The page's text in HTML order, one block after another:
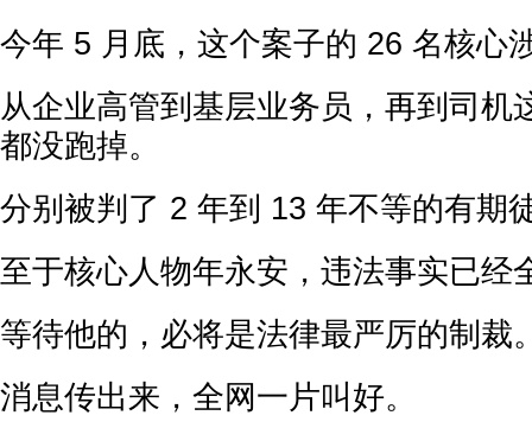
今年 5 月底，这个案子的 26 名核心
从企业高管到基层业务员，再到司机
都没跑掉。
分别被判了 2 年到 13 年不等的有期
至于核心人物年永安，违法事实已经
等待他的，必将是法律最严厉的制裁
消息传出来，全网一片叫好。